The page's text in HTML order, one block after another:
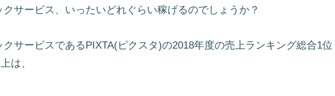
サービス、いったいどれぐらい稼げるのでしょうか？
サービスであるPIXTA(ピクスタ)の2018年度の売上ランキング総合1位
は、